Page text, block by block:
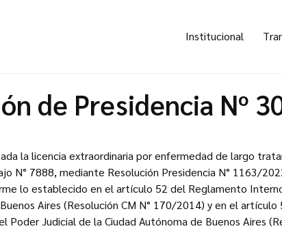
Institucional
de Presidencia Nº
la licencia extraordinaria por enfermedad de largo
N° 7888, mediante Resolución Presidencia N° 1163/
lo establecido en el artículo 52 del Reglamento
Aires (Resolución CM N° 170/2014) y en el
Poder Judicial de la Ciudad Autónoma de Buenos Aires